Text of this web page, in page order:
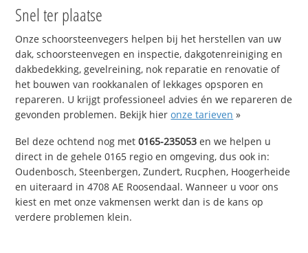
Snel ter plaatse
Onze schoorsteenvegers helpen bij het herstellen van uw
dak, schoorsteenvegen en inspectie, dakgotenreiniging en
dakbedekking, gevelreining, nok reparatie en renovatie of
het bouwen van rookkanalen of lekkages opsporen en
repareren. U krijgt professioneel advies én we repareren de
gevonden problemen. Bekijk hieronze tarieven »
Bel deze ochtend nog met0165-235053 en we helpen u
direct in de gehele 0165 regio en omgeving, dus ook in:
Oudenbosch, Steenbergen, Zundert, Rucphen, Hoogerheide
en uiteraard in 4708 AE Roosendaal. Wanneer u voor ons
kiest en met onze vakmensen werkt dan is de kans op
verdere problemen klein.